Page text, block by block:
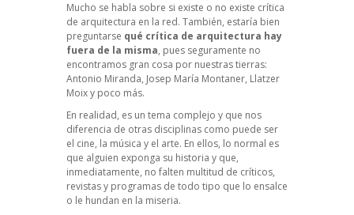
Mucho se habla sobre si existe o no existe crítica
de arquitectura en la red. También, estaría bien
preguntarse qué crítica de arquitectura hay
fuera de la misma, pues seguramente no
encontramos gran cosa por nuestras tierras:
Antonio Miranda, Josep María Montaner, Llatzer
Moixy poco más.
En realidad, es un tema complejo y que nos
diferencia de otras disciplinas como puede ser
el cine, la música y el arte. En ellos, lo normal es
que alguien exponga su historia y que,
inmediatamente, no falten multitud de críticos,
revistas y programas de todo tipo que lo ensalce
o le hundan en la miseria.